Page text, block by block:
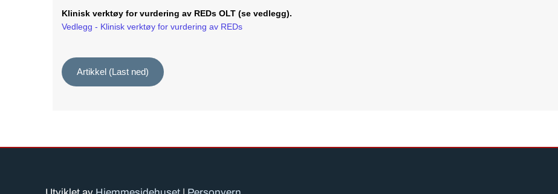
Klinisk verktøy for vurdering av REDs OLT (se vedlegg).
Vedlegg - Klinisk verktøy for vurdering av REDs
Artikkel (Last ned)